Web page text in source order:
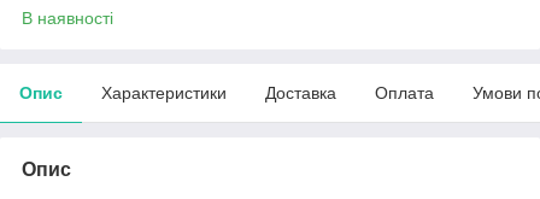
В наявності
Опис Характеристики Доставка Оплата Умови
Опис